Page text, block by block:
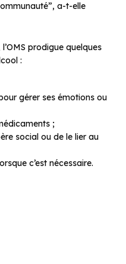
a-t-elle
prodigue quelques
:
gérer ses émotions ou
;
social ou de le lier au
c’est nécessaire.